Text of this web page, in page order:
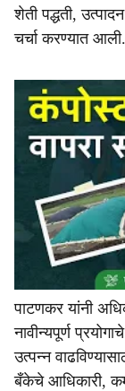
शेती पद्धती,
चर्चा करण्यात आली.
पाटणकर यांनी
नावीन्यपूर्ण
उत्पन्न
बँकेचे आधिकारी,